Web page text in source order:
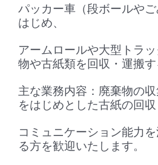
パッカー車（段ボールや
はじめ、
アームロールや大型トラ
物や古紙類を回収・運搬す
主な業務内容：廃棄物の
をはじめとした古紙の回収
コミュニケーション能力
る方を歓迎いたします。